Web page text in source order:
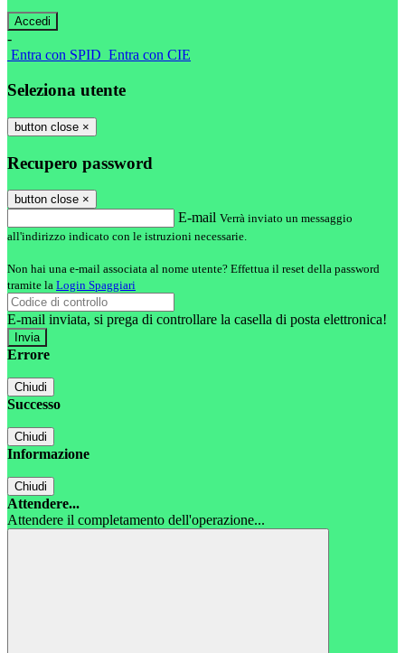
-
Entra con SPID Entra con CIE
Seleziona utente
button close ×
Recupero password
button close ×
E-mail Verrà inviato un messaggio
all'indirizzo indicato con le istruzioni necessarie.
Non hai una e-mail associata al nome utente? Effettua il reset della password
tramite la Login Spaggiari
E-mail inviata, si prega di controllare la casella di posta elettronica!
Errore
Chiudi
Successo
Chiudi
Informazione
Chiudi
Attendere...
Attendere il completamento dell'operazione...